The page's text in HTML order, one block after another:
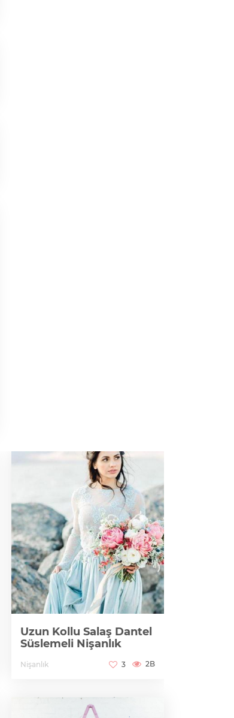
Uzun Kollu Salaş Dantel
Süslemeli Nişanlık
Nişanlık 3 2B